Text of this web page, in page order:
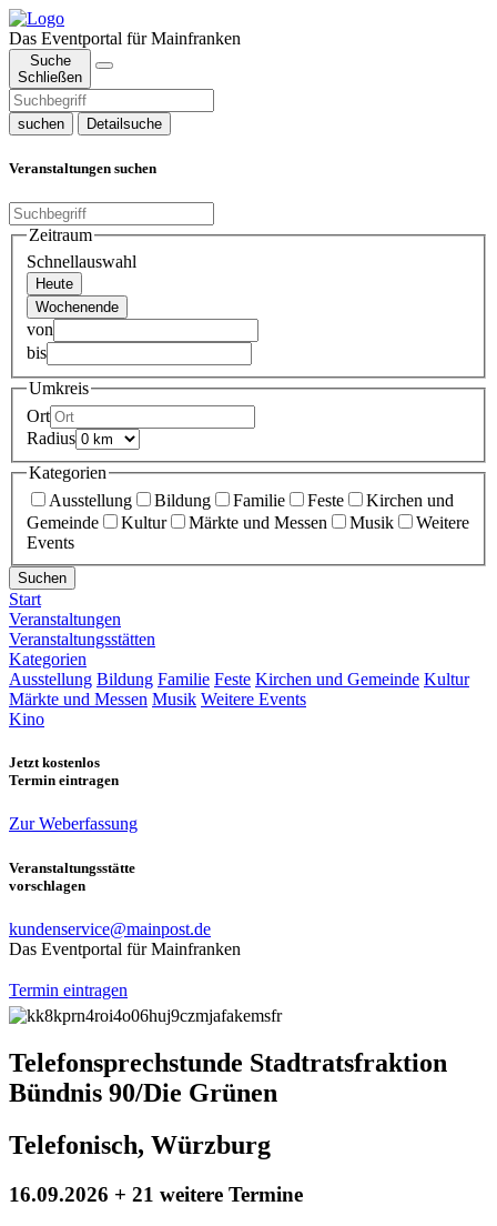
Das Eventportal für Mainfranken
Suche
Schließen
suchen Detailsuche
Veranstaltungen suchen
Zeitraum
Schnellauswahl
Heute
Wochenende
von
bis
Umkreis
Ort
Radius
Kategorien
Ausstellung
Bildung Familie Feste
Kirchen und
Gemeinde
Kultur Märkte und Messen Musik
Weitere
Events
Suchen
Start
Veranstaltungen
Veranstaltungsstätten
Kategorien
Ausstellung Bildung Familie Feste Kirchen und Gemeinde Kultur
Märkte und Messen Musik Weitere Events
Kino
Jetzt kostenlos
Termin eintragen
Zur Weberfassung
Veranstaltungsstätte
vorschlagen
kundenservice@mainpost.de
Das Eventportal für Mainfranken
Termin eintragen
Telefonsprechstunde Stadtratsfraktion
Bündnis 90/Die Grünen
Telefonisch, Würzburg
16.09.2026 + 21 weitere Termine